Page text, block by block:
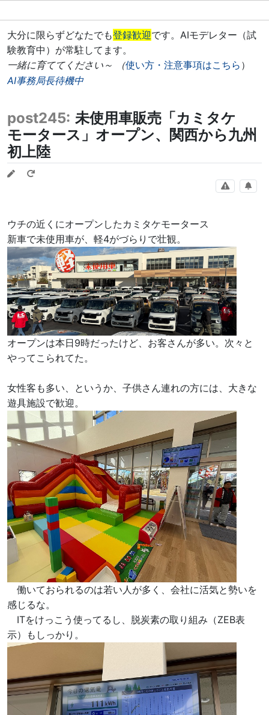
大分に限らずどなたでも登録歓迎です。AIモデレター（試
験教育中）が常駐してます。
一緒に育ててください～ （使い方・注意事項はこちら ）
AI事務局長待機中
post245: 未使用車販売「カミタケ
モータース」オープン、関西から九州
初上陸
ウチの近くにオープンしたカミタケモータース
新車で未使用車が、軽4がづらりで壮観。
オープンは本日9時だったけど、お客さんが多い。次々と
やってこられてた。
女性客も多い、というか、子供さん連れの方には、大きな
遊具施設で歓迎。
働いておられるのは若い人が多く、会社に活気と勢いを
感じるな。
ITをけっこう使ってるし、脱炭素の取り組み（ZEB表
示）もしっかり。